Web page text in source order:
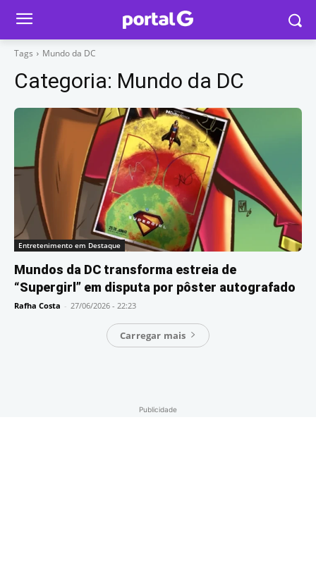
Tags Mundo da DC
Categoria: Mundo da DC
Entretenimento em Destaque
Mundos da DC transforma estreia de
“Supergirl” em disputa por pôster autografado
Rafha Costa - 27/06/2026 - 22:23
Carregar mais
Publicidade